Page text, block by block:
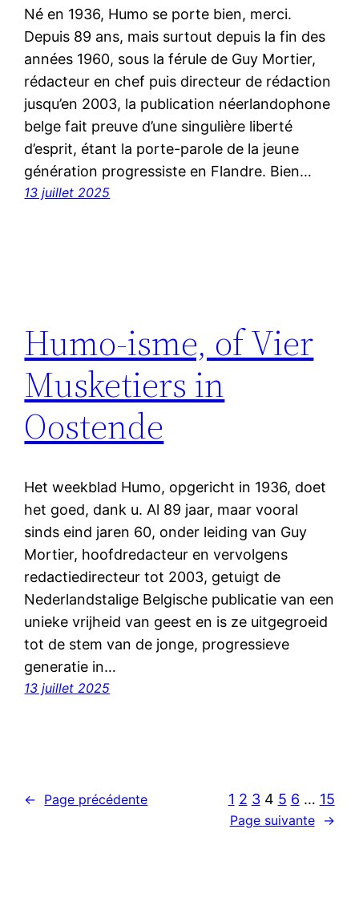
Né en 1936, Humo se porte bien, merci.
Depuis 89 ans, mais surtout depuis la fin des
années 1960, sous la férule de Guy Mortier,
rédacteur en chef puis directeur de rédaction
jusqu’en 2003, la publication néerlandophone
belge fait preuve d’une singulière liberté
d’esprit, étant la porte-parole de la jeune
génération progressiste en Flandre. Bien…
13 juillet 2025
Humo-isme, of Vier
Musketiers in
Oostende
Het weekblad Humo, opgericht in 1936, doet
het goed, dank u. Al 89 jaar, maar vooral
sinds eind jaren 60, onder leiding van Guy
Mortier, hoofdredacteur en vervolgens
redactiedirecteur tot 2003, getuigt de
Nederlandstalige Belgische publicatie van een
unieke vrijheid van geest en is ze uitgegroeid
tot de stem van de jonge, progressieve
generatie in…
13 juillet 2025
← Page précédente 1 2 3 4 5 6 … 15
Page suivante →